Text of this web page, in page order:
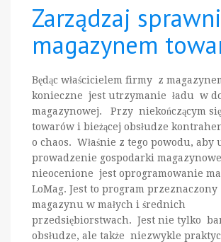
Zarządzaj
magazynem
Będąc właścicielem firmy z
konieczne jest utrzymanie ładu w
magazynowej. Przy niekończącym
towarów i bieżącej obsłudze
o chaos. Właśnie z tego powodu, aby
prowadzenie gospodarki
nieocenione jest oprogramowanie
LoMag. Jest to program przeznaczony
magazynu w małych i średnich
przedsiębiorstwach. Jest nie tylko
obsłudze, ale także niezwykle